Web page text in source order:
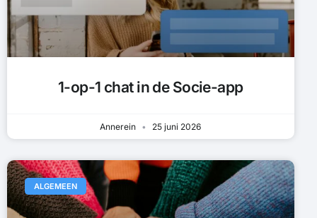
1-op-1 chat in de Socie-app
Annerein 25 juni 2026
ALGEMEEN